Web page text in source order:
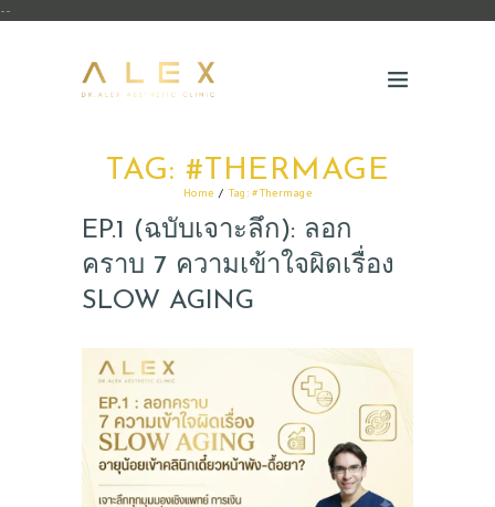
--
TAG: #THERMAGE
Home Tag: #Thermage
EP.1 (ฉบับเจาะลึก): ลอก
คราบ 7 ความเข้าใจผิดเรื่อง
SLOW AGING